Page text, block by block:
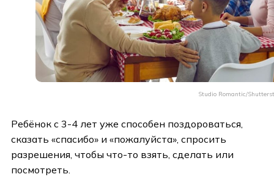
Studio Romantic/
Ребёнок с 3-4 лет уже способен поздороваться,
сказать «спасибо» и «пожалуйста», спросить
разрешения, чтобы что-то взять, сделать или
посмотреть.